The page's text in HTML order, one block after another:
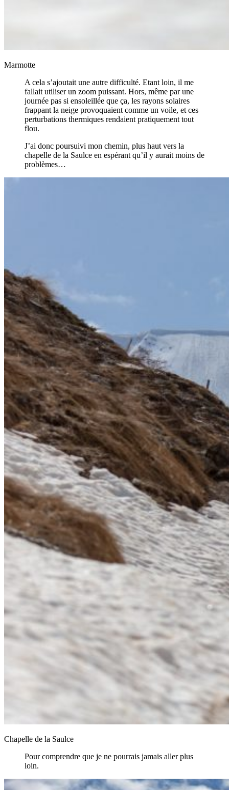
Marmotte
A cela s’ajoutait une autre difficulté. Etant loin, il me
fallait utiliser un zoom puissant. Hors, même par une
journée pas si ensoleillée que ça, les rayons solaires
frappant la neige provoquaient comme un voile, et ces
perturbations thermiques rendaient pratiquement tout
flou.
J’ai donc poursuivi mon chemin, plus haut vers la
chapelle de la Saulce en espérant qu’il y aurait moins de
problèmes…
Chapelle de la Saulce
Pour comprendre que je ne pourrais jamais aller plus
loin.